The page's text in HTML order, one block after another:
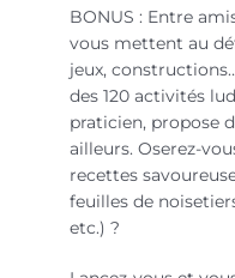
BONUS : Entre
vous mettent au
jeux,
des 120 activités
praticien, propose
ailleurs. Oserez-
recettes
feuilles de
etc.) ?